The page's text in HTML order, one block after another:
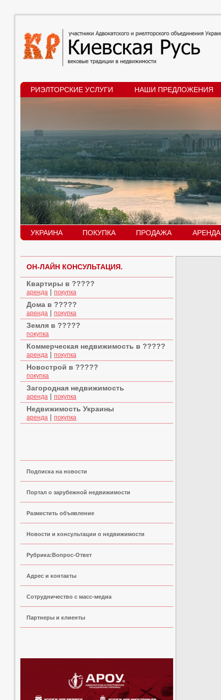
РИЭЛТОРСКИЕ УСЛУГИ НАШИ ПРЕДЛОЖЕНИЯ
УКРАИНА ПОКУПКА ПРОДАЖА АРЕНДА
ОН-ЛАЙН КОНСУЛЬТАЦИЯ.
Квартиры в ?????
аренда | покупка
Дома в ?????
аренда | покупка
Земля в ?????
покупка
Коммерческая недвижимость в ?????
аренда | покупка
Новострой в ?????
покупка
Загородная недвижимость
аренда | покупка
Недвижимость Украины
аренда | покупка
Подписка на новости
Портал о зарубежной недвижимости
Разместить объявление
Новости и консультации о недвижимости
Рубрика:Вопрос-Ответ
Адрес и контакты
Сoтрудничество с масс-медиа
Партнеры и клиенты